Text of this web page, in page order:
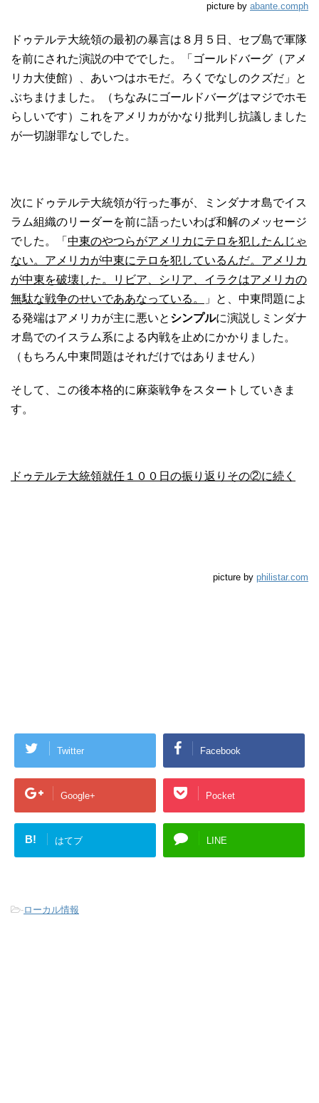
picture by abante.comph
ドゥテルテ大統領の最初の暴言は８月５日、セブ島で軍隊
を前にされた演説の中ででした。「ゴールドバーグ（アメ
リカ大使館）、あいつはホモだ。ろくでなしのクズだ」と
ぶちまけました。（ちなみにゴールドバーグはマジでホモ
らしいです）これをアメリカがかなり批判し抗議しました
が一切謝罪なしでした。
次にドゥテルテ大統領が行った事が、ミンダナオ島でイス
ラム組織のリーダーを前に語ったいわば和解のメッセージ
でした。「 中東のやつらがアメリカにテロを犯したんじゃ
ない。アメリカが中東にテロを犯しているんだ。アメリカ
が中東を破壊した。リビア、シリア、イラクはアメリカの
無駄な戦争のせいでああなっている。
」と、中東問題によ
る発端はアメリカが主に悪いと シンプルに演説しミンダナ
オ島でのイスラム系による内戦を止めにかかりました。
（もちろん中東問題はそれだけではありません）
そして、この後本格的に麻薬戦争をスタートしていきま
す。
ドゥテルテ大統領就任１００日の振り返りその②に続く
picture by philistar.com
Twitter Facebook
Google+ Pocket
B! はてブ LINE
-ローカル情報